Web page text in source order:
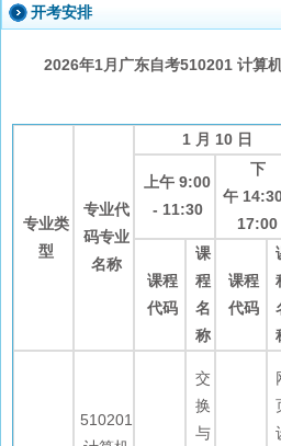
开考安排
2026年1月广东自考510201 计算
专业类
型
专业代
码专业
名称
1 月 10 日
上午 9:00
- 11:30
下
午
17:00
课程
代码
课
程
名
称
课程
代码
510201
交
换
与